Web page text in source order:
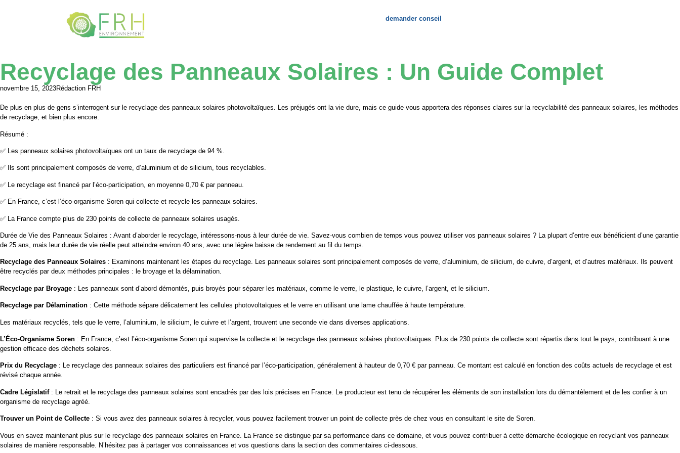
demander conseil
Recyclage des Panneaux Solaires : Un Guide Complet
novembre 15, 2023Rédaction FRH
De plus en plus de gens s’interrogent sur le recyclage des panneaux solaires photovoltaïques. Les préjugés ont la vie dure, mais ce guide vous apportera des réponses claires sur la recyclabilité des panneaux solaires, les méthodes
de recyclage, et bien plus encore.
Résumé :
✅ Les panneaux solaires photovoltaïques ont un taux de recyclage de 94 %.
✅ Ils sont principalement composés de verre, d’aluminium et de silicium, tous recyclables.
✅ Le recyclage est financé par l’éco-participation, en moyenne 0,70 € par panneau.
✅ En France, c’est l’éco-organisme Soren qui collecte et recycle les panneaux solaires.
✅ La France compte plus de 230 points de collecte de panneaux solaires usagés.
Durée de Vie des Panneaux Solaires : Avant d’aborder le recyclage, intéressons-nous à leur durée de vie. Savez-vous combien de temps vous pouvez utiliser vos panneaux solaires ? La plupart d’entre eux bénéficient d’une garantie
de 25 ans, mais leur durée de vie réelle peut atteindre environ 40 ans, avec une légère baisse de rendement au fil du temps.
Recyclage des Panneaux Solaires : Examinons maintenant les étapes du recyclage. Les panneaux solaires sont principalement composés de verre, d’aluminium, de silicium, de cuivre, d’argent, et d’autres matériaux. Ils peuvent
être recyclés par deux méthodes principales : le broyage et la délamination.
Recyclage par Broyage : Les panneaux sont d’abord démontés, puis broyés pour séparer les matériaux, comme le verre, le plastique, le cuivre, l’argent, et le silicium.
Recyclage par Délamination : Cette méthode sépare délicatement les cellules photovoltaïques et le verre en utilisant une lame chauffée à haute température.
Les matériaux recyclés, tels que le verre, l’aluminium, le silicium, le cuivre et l’argent, trouvent une seconde vie dans diverses applications.
L’Éco-Organisme Soren : En France, c’est l’éco-organisme Soren qui supervise la collecte et le recyclage des panneaux solaires photovoltaïques. Plus de 230 points de collecte sont répartis dans tout le pays, contribuant à une
gestion efficace des déchets solaires.
Prix du Recyclage : Le recyclage des panneaux solaires des particuliers est financé par l’éco-participation, généralement à hauteur de 0,70 € par panneau. Ce montant est calculé en fonction des coûts actuels de recyclage et est
révisé chaque année.
Cadre Législatif : Le retrait et le recyclage des panneaux solaires sont encadrés par des lois précises en France. Le producteur est tenu de récupérer les éléments de son installation lors du démantèlement et de les confier à un
organisme de recyclage agréé.
Trouver un Point de Collecte : Si vous avez des panneaux solaires à recycler, vous pouvez facilement trouver un point de collecte près de chez vous en consultant le site de Soren.
Vous en savez maintenant plus sur le recyclage des panneaux solaires en France. La France se distingue par sa performance dans ce domaine, et vous pouvez contribuer à cette démarche écologique en recyclant vos panneaux
solaires de manière responsable. N’hésitez pas à partager vos connaissances et vos questions dans la section des commentaires ci-dessous.